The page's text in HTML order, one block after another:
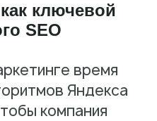
ключевой
SEO
время
Яндекса
компания